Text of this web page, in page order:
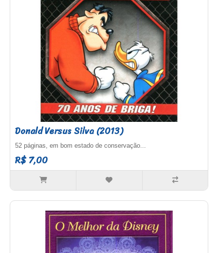
Donald Versus Silva (2013)
52 páginas, em bom estado de conservação...
R$ 7,00